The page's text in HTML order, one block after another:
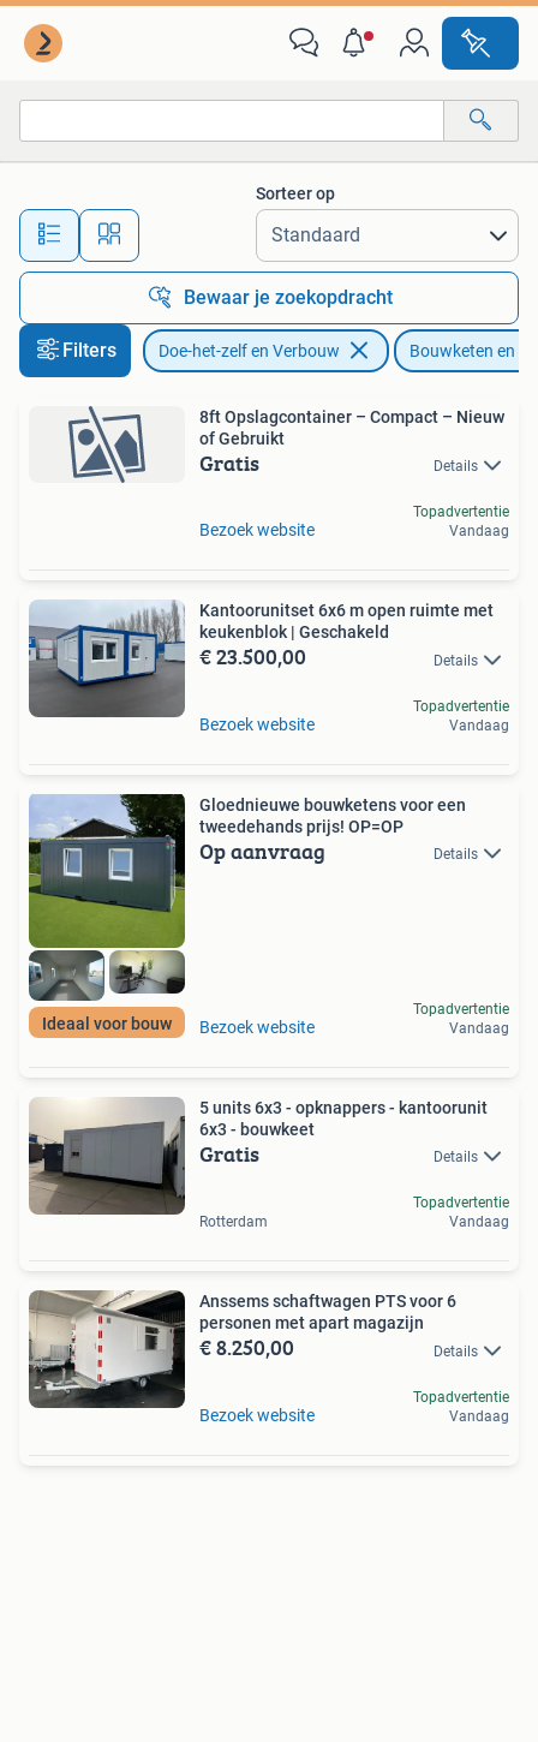
Alle afstanden…
Sorteer op
Bewaar je zoekopdracht
Filters Doe-het-zelf en Verbouw Bouwketen en
8ft Opslagcontainer – Compact – Nieuw
of Gebruikt
Gratis Details
Bezoek website
Topadvertentie
Vandaag
Kantoorunitset 6x6 m open ruimte met
keukenblok | Geschakeld
€ 23.500,00 Details
Bezoek website
Topadvertentie
Vandaag
Ideaal voor bouw
Gloednieuwe bouwketens voor een
tweedehands prijs! OP=OP
Op aanvraag Details
Bezoek website
Topadvertentie
Vandaag
5 units 6x3 - opknappers - kantoorunit
6x3 - bouwkeet
Gratis Details
Rotterdam
Topadvertentie
Vandaag
Anssems schaftwagen PTS voor 6
personen met apart magazijn
€ 8.250,00 Details
Bezoek website
Topadvertentie
Vandaag